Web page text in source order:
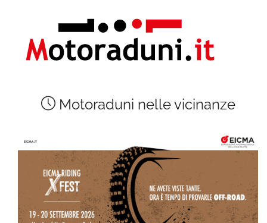
Motoraduni nelle vicinanze